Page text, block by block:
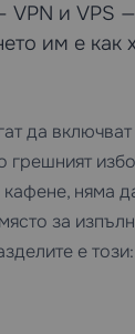
VPN и VPS
им е как
да включват
грешният
няма
за
е този: